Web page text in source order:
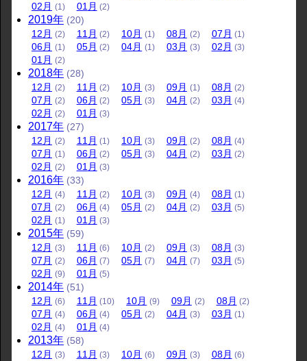
02月 (1) 01月 (2)
2019年 (20)
12月 (2) 11月 (2) 10月 (1) 08月 (2) 07月 (1)
06月 (1) 05月 (2) 04月 (1) 03月 (3) 02月 (3)
01月 (2)
2018年 (28)
12月 (2) 11月 (2) 10月 (3) 09月 (1) 08月 (2)
07月 (2) 06月 (2) 05月 (3) 04月 (2) 03月 (4)
02月 (2) 01月 (3)
2017年 (27)
12月 (2) 11月 (1) 10月 (3) 09月 (2) 08月 (4)
07月 (1) 06月 (2) 05月 (3) 04月 (2) 03月 (2)
02月 (2) 01月 (3)
2016年 (33)
12月 (4) 11月 (2) 10月 (3) 09月 (4) 08月 (1)
07月 (2) 06月 (4) 05月 (2) 04月 (2) 03月 (5)
02月 (1) 01月 (3)
2015年 (59)
12月 (3) 11月 (6) 10月 (2) 09月 (3) 08月 (3)
07月 (2) 06月 (7) 05月 (7) 04月 (7) 03月 (5)
02月 (9) 01月 (5)
2014年 (51)
12月 (6) 11月 (10) 10月 (9) 09月 (2) 08月 (2)
07月 (4) 06月 (4) 05月 (2) 04月 (3) 03月 (1)
02月 (4) 01月 (4)
2013年 (58)
12月 (3) 11月 (3) 10月 (6) 09月 (3) 08月 (6)